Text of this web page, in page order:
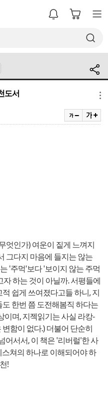
도서
엇인가) 여운이 짙게 느껴지
그다지 마음에 들지는 않는
'주먹'보다 '보이지 않는 주먹
하는 것이 아닐까. 서평들에
쉽게 쓰여졌다고들 하니, 지
한번 쯤 도전해봄직 하다는
이며, 지젝읽기는 사실 라캉-
함이 없다.) 더불어 단순히
어서서, 이 책은 '리버럴'한 사
쳐의 하나로 이해되어야 하
!